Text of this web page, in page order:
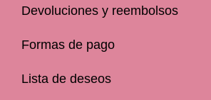
Devoluciones y reembolsos
Formas de pago
Lista de deseos